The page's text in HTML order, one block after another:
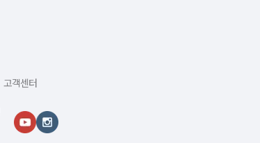
고객센터